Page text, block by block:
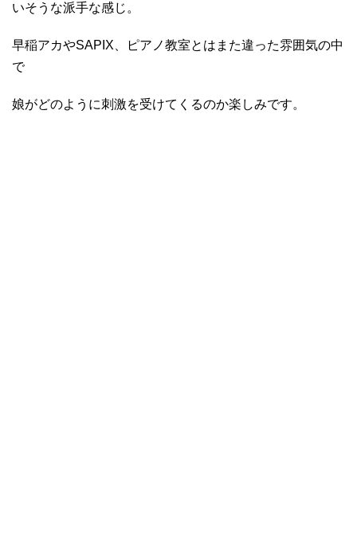
いそうな派手な感じ。
早稲アカやSAPIX、ピアノ教室とはまた違った雰囲気の中
で
娘がどのように刺激を受けてくるのか楽しみです。